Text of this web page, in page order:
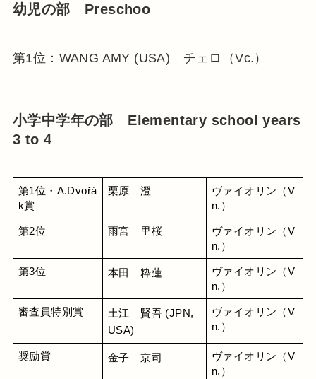
幼児の部 Preschoo
第1位：WANG AMY (USA) チェロ（Vc.）
小学中学年の部 Elementary school years
3 to 4
第1位・A.Dvořá
k賞
栗原　澄
ヴァイオリン（V
n.）
第2位 雨宮　里桜
ヴァイオリン（V
n.）
第3位 本田　粋蓮
ヴァイオリン（V
n.）
審査員特別賞
土江　賢吾 (JPN,
USA)
ヴァイオリン（V
n.）
奨励賞 金子　京司
ヴァイオリン（V
n.）